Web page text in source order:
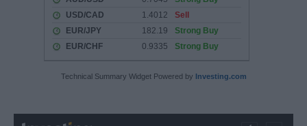
Technical Summary Widget Powered by Investing.com